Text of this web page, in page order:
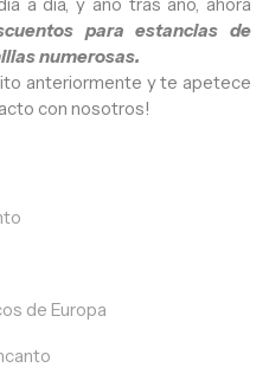
para estancias de
numerosas.
anteriormente y te apetece
con nosotros!
de Europa